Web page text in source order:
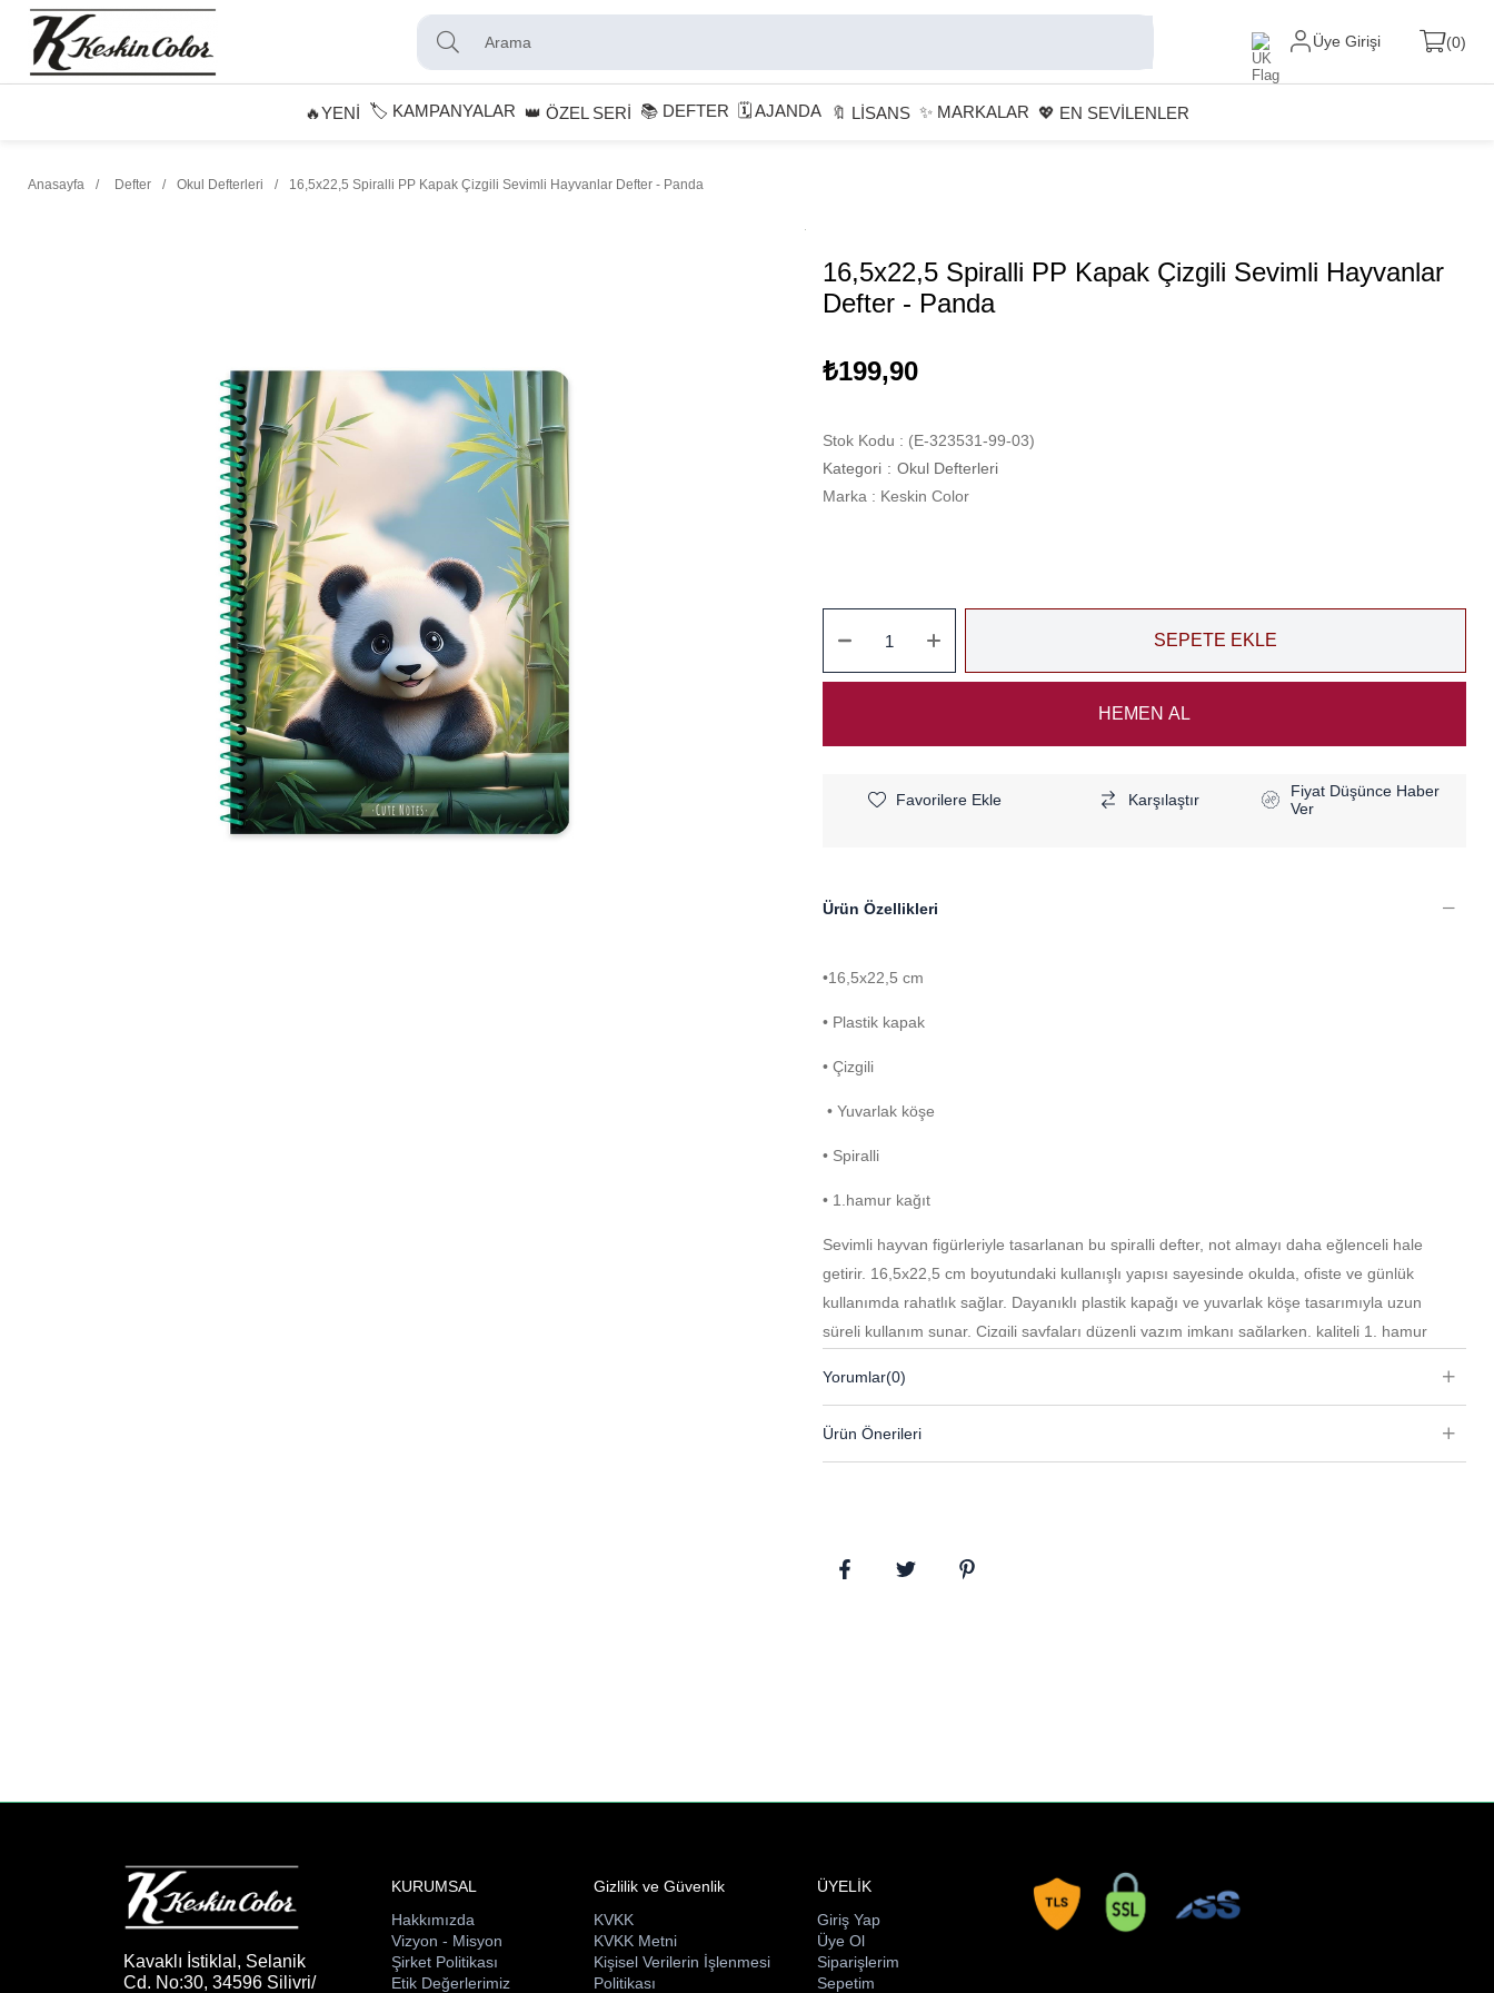
Üye Girişi 0
🔥YENİ 🏷️ KAMPANYALAR 👑 ÖZEL SERİ 📚 DEFTER 🗓 AJANDA 🔖 LİSANS ✨ MARKALAR 💖 EN SEVİLENLER
Anasayfa Defter Okul Defterleri 16,5x22,5 Spiralli PP Kapak Çizgili Sevimli Hayvanlar Defter - Panda
16,5x22,5 Spiralli PP Kapak Çizgili Sevimli Hayvanlar
Defter - Panda
₺199,90
Stok Kodu
(E-323531-99-03)
Kategori : Okul Defterleri
Marka : Keskin Color
Favorilere Ekle Karşılaştır
Fiyat Düşünce Haber
Ver
Ürün Özellikleri
•16,5x22,5 cm
• Plastik kapak
• Çizgili
• Yuvarlak köşe
• Spiralli
• 1.hamur kağıt
Sevimli hayvan figürleriyle tasarlanan bu spiralli defter, not almayı daha eğlenceli hale
getirir. 16,5x22,5 cm boyutundaki kullanışlı yapısı sayesinde okulda, ofiste ve günlük
kullanımda rahatlık sağlar. Dayanıklı plastik kapağı ve yuvarlak köşe tasarımıyla uzun
süreli kullanım sunar. Çizgili sayfaları düzenli yazım imkanı sağlarken, kaliteli 1. hamur
favorisi olacak ideal bir defterdir.
Yorumlar(0)
Ürün Önerileri
Kavaklı İstiklal, Selanik
Cd. No:30, 34596 Silivri/
KURUMSAL
Hakkımızda
Vizyon - Misyon
Şirket Politikası
Etik Değerlerimiz
Gizlilik ve Güvenlik
KVKK
KVKK Metni
Kişisel Verilerin İşlenmesi
Politikası
ÜYELİK
Giriş Yap
Üye Ol
Siparişlerim
Sepetim